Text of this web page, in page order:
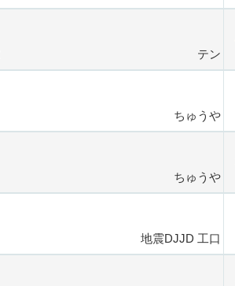
テン
ちゅうや
ちゅうや
地震DJJD 工口